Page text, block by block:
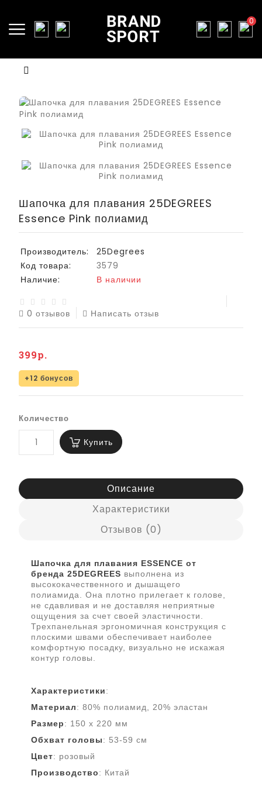
0
Шапочка для плавания 25DEGREES
Essence Pink полиамид
Производитель:
25Degrees
Код товара:
3579
Наличие:
В наличии
0 отзывов Написать отзыв
399р.
+12 бонусов
Количество
Купить
Описание
Характеристики
Отзывов (0)
Шапочка для плавания ESSENCE от
бренда 25DEGREES выполнена из
высококачественного и дышащего
полиамида. Она плотно прилегает к голове,
не сдавливая и не доставляя неприятные
ощущения за счет своей эластичности.
Трехпанельная эргономичная конструкция с
плоскими швами обеспечивает наиболее
комфортную посадку, визуально не искажая
контур головы.
Характеристики:
Материал: 80% полиамид, 20% эластан
Размер: 150 х 220 мм
Обхват головы: 53-59 см
Цвет: розовый
Производство: Китай